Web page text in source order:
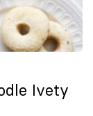
Ivety